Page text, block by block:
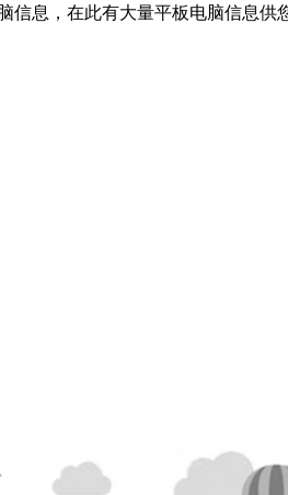
信息，在此有大量平板电脑信息供